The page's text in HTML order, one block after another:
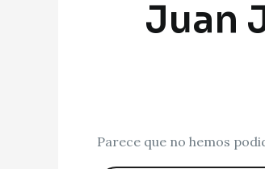
Juan
Parece que no hemos